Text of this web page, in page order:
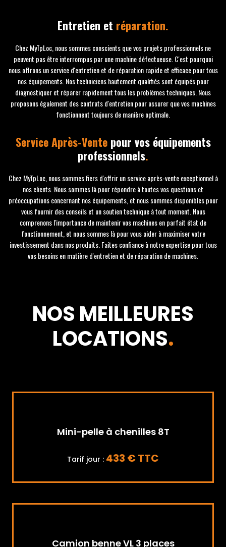
Entretien et réparation.
Chez MyTpLoc, nous sommes conscients que vos projets professionnels ne
peuvent pas être interrompus par une machine défectueuse. C'est pourquoi
nous offrons un service d'entretien et de réparation rapide et efficace pour tous
nos équipements. Nos techniciens hautement qualifiés sont équipés pour
diagnostiquer et réparer rapidement tous les problèmes techniques. Nous
proposons également des contrats d'entretien pour assurer que vos machines
fonctionnent toujours de manière optimale.
Service Après-Ventepour vos équipements
professionnels.
Chez MyTpLoc, nous sommes fiers d'offrir un service après-vente exceptionnel à
nos clients. Nous sommes là pour répondre à toutes vos questions et
préoccupations concernant nos équipements, et nous sommes disponibles pour
vous fournir des conseils et un soutien technique à tout moment. Nous
comprenons l'importance de maintenir vos machines en parfait état de
fonctionnement, et nous sommes là pour vous aider à maximiser votre
investissement dans nos produits. Faites confiance à notre expertise pour tous
vos besoins en matière d'entretien et de réparation de machines.
NOS MEILLEURES
LOCATIONS.
Mini-pelle à chenilles 8T
Tarif jour : 433 € TTC
Camion benne VL 3 places